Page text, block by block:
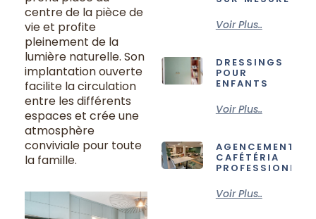
centre de la pièce de
vie et profite
pleinement de la
lumière naturelle. Son
implantation ouverte
facilite la circulation
entre les différents
espaces et crée une
atmosphère
conviviale pour toute
la famille.
Voir Plus..
DRESSINGS
POUR
ENFANTS
Voir Plus..
AGENCEMENT
CAFÉTÉRIA
Voir Plus..